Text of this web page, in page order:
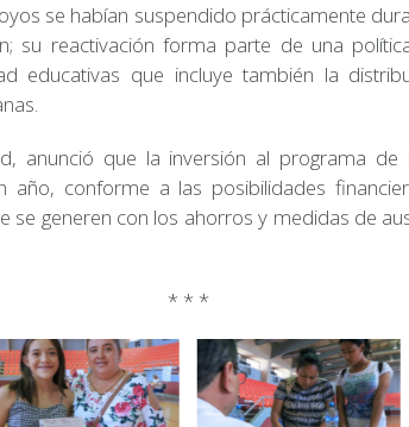
se habían suspendido prácticamente
su reactivación forma parte de una
educativas que incluye también la
anunció que la inversión al programa de
año, conforme a las posibilidades
se generen con los ahorros y medidas de
* * *